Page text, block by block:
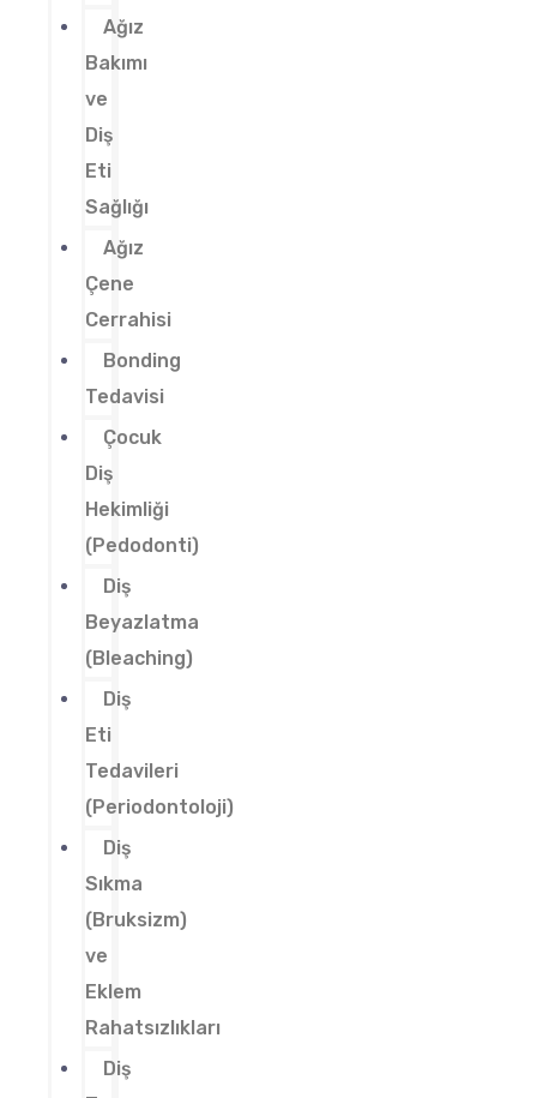
Ağız
Bakımı
ve
Diş
Eti
Sağlığı
Ağız
Çene
Cerrahisi
Bonding
Tedavisi
Çocuk
Diş
Hekimliği
(Pedodonti)
Diş
Beyazlatma
(Bleaching)
Diş
Eti
Tedavileri
(Periodontoloji)
Diş
Sıkma
(Bruksizm)
ve
Eklem
Rahatsızlıkları
Diş